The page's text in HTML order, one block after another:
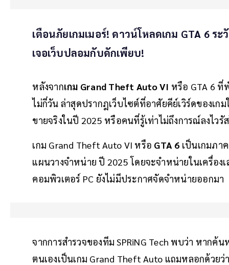
เตือนภัยเกมเมอร์! ดาวน์โหลดเกม GTA 6 ร
เจอเว็บปลอมกับดักเพียบ!
หลังจากเกม Grand Theft Auto VI หรือ GTA 6 ที่
ไม่กี่วัน ล่าสุดปรากฎเว็บไซต์ที่อาศัยคีย์เวิร์ดของเ
ขายจริงในปี 2025 หรือคนที่รู้เท่าไม่ถึงการณ์ลงไวรั
เกม Grand Theft Auto VI หรือ GTA 6 เป็นเกมภา
แผนวางจำหน่าย ปี 2025 โดยจะจำหน่ายในเครื่อ
คอมพิวเตอร์ PC ยังไม่มีประกาศจัดจำหน่ายออกมา
จากการสำรวจของทีม SPRiNG Tech พบว่า หากค้
ตนเองเป็นเกม Grand Theft Auto แถมหลอกด้วย